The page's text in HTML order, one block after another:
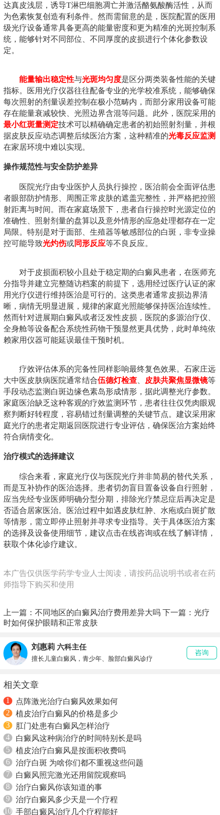
达真皮浅层，诱导T淋巴细胞凋亡并激活酪氨酸酶活性，从而
为色素恢复创造有利条件。然而需留意的是，医院配置的医用
级光疗设备通常具备更高的能量密度和更为精准的光斑控制系
统，能够针对不同部位、不同厚度的皮损进行个体化参数设
定。
能量输出稳定性与光斑均匀度是区分两类装备性能的关键
指标。医用光疗仪器往往配备专业的光学校准系统，能够确保
每次照射的剂量误差控制在极小范畴内，而部分家用设备可能
存在能量衰减较快、光照边界含混等问题。此外，医院采用的
最小红斑量测定技术可以精确确定患者的初始照射剂量，并根
据皮肤反应动态调整后续医治方案，这种精准的光毒反应监测
在家居环境中难以实现。
操作规范性与安全防护差异
医院光疗由专业医护人员执行操控，医治前会全面评估患
者眼部防护情形、周围正常皮肤的遮盖完整性，并严格把控照
射距离与时间。而在家庭场景下，患者自行操控时光源定位的
准确性、照射剂量的盘算以及意外情形的应急处理都存在一定
局限。特别是对于面部、生殖器等敏感部位的白斑，非专业操
控可能导致光灼伤或同形反应等不良反应。
对于皮损面积较小且处于稳定期的白癜风患者，在医师充
分指导并建立完整随访档案的前提下，选用经过医疗认证的家
用光疗仪进行维持医治是可行的。这类患者通常皮损边界清
晰，病情无明显进展，规律的家庭光照能够保持医治连续性。
然而针对进展期白癜风或者泛发性皮损，医院的多源治疗仪、
全身舱等设备配合系统性药物干预显然更具优势，此时单纯依
赖家用仪器可能延误最佳干预时机。
疗效评估体系的完备性同样影响最终复色效果。石家庄远
大中医皮肤病医院通常结合伍德灯检查 皮肤共聚焦显微镜等
手段动态监测白斑边缘色素岛形成情形，据此调整光疗参数。
家庭医治缺乏这种客观的疗效监测环节，患者往往仅凭肉眼观
察判断好转程度，容易错过剂量调整的关键节点。建议采用家
庭光疗的患者定期返回医院进行专业评估，确保医治方案始终
符合病情变化。
治疗模式的选择建议
综合来看，家庭光疗仪与医院光疗并非简易的替代关系，
而是互补协作的医治选择。患者切勿盲目置备设备自行照射，
应当先经专业医师明确分型分期，排除光疗禁忌症后再决定是
否适合居家医治。医治过程中如遇皮肤红肿、水疱或白斑扩散
等情形，需立即停止照射并寻求专业指导。关于具体医治方案
的选择及设备使用细节，建议点击在线咨询或在线了解详情，
获取个体化诊疗建议。
本广告仅供医学药学专业人士阅读，请按药品说明书或者在药
师指导下购买和使用
上一篇： 不同地区的白癜风治疗费用差异大吗 下一篇： 光疗
时如何保护眼睛和正常皮肤
刘惠莉 六科主任
擅长儿童白癜风，青少年、脸部白癜风诊疗
咨询
相关文章
1
点阵激光治疗白癜风效果如何
2
植皮治疗白癜风的价格是多少
3
肛门处患有白癜风怎样治疗
4
白癜风这种病治疗的时间特别长是吗
5
植皮治疗白癜风是按面积收费吗
6
治疗白斑 为啥你们都不重视这些问题
7
白癜风照完激光还用留院观察吗
8
治疗白癜风你该知道的事
9
治疗白癜风多少天是一个疗程
10 手部白癜风治疗几个疗程能好